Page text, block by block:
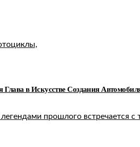
в Искусстве Создания
легендами прошлого встречается